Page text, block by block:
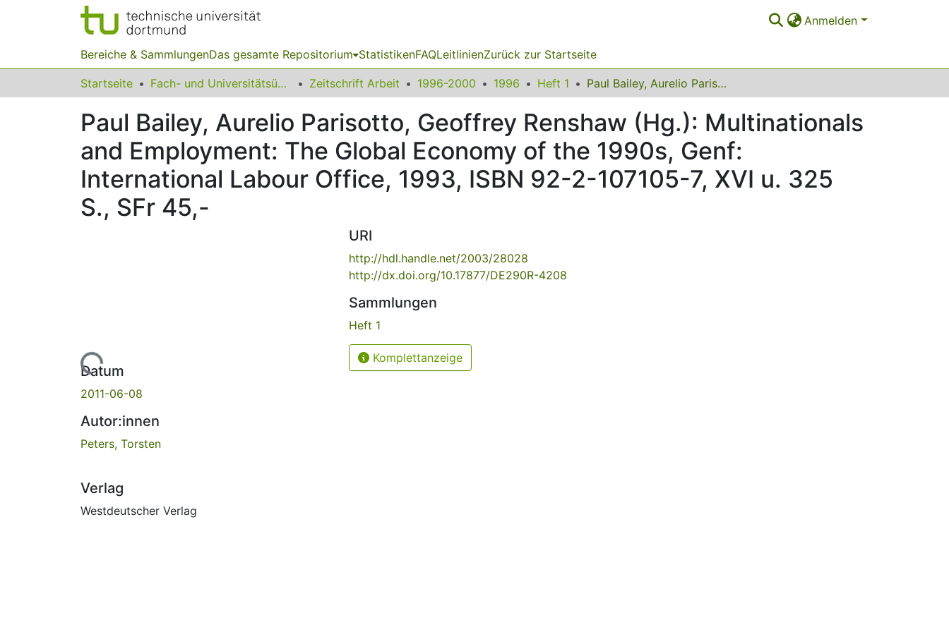
Anmelden
Bereiche & SammlungenDas gesamte Repositorium StatistikenFAQLeitlinienZurück zur Startseite
Startseite Fach- und Universitätsübergreifendes Zeitschrift Arbeit 1996-2000 1996 Heft 1 Paul Bailey, Aurelio Parisotto, Geoffrey Renshaw (Hg.): Multinationals and Employment: The Global Economy of the 1990s, Genf: International Labour Office, 1993, ISBN 92-2-107105-7, XVI u. 325 S., SFr 45,-
Paul Bailey, Aurelio Parisotto, Geoffrey Renshaw (Hg.): Multinationals
and Employment: The Global Economy of the 1990s, Genf:
International Labour Office, 1993, ISBN 92-2-107105-7, XVI u. 325
S., SFr 45,-
Lade...
Datum
2011-06-08
Autor:innen
Peters, Torsten
Verlag
Westdeutscher Verlag
URI
http://hdl.handle.net/2003/28028
http://dx.doi.org/10.17877/DE290R-4208
Sammlungen
Heft 1
Komplettanzeige